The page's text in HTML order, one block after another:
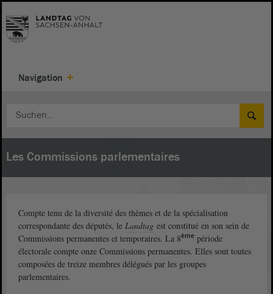
Navigation
Les Commissions parlementaires
Compte tenu de la diversité des thèmes et de la spécialisation
correspondante des députés, le Landtag est constitué en son sein de
Commissions permanentes et temporaires. La 8ème période
électorale compte onze Commissions permanentes. Elles sont toutes
composées de treize membres délégués par les groupes
parlementaires.